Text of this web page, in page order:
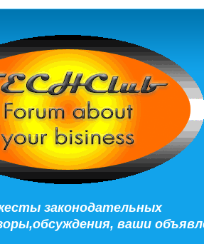
законодательных
ваши